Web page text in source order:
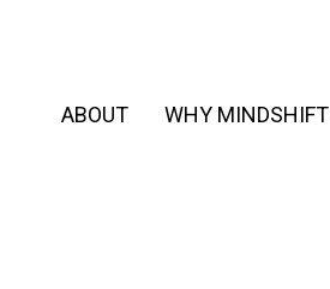
ABOUT WHY MINDSHIFT